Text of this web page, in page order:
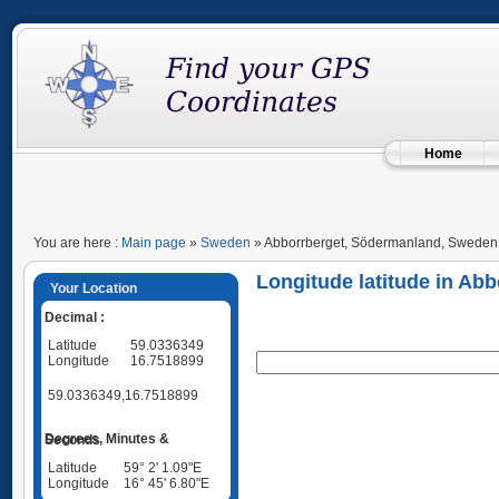
Home
You are here : Main page » Sweden » Abborrberget, Södermanland, Sweden
Your Location
Decimal :
Latitude
59.0336349
Longitude
16.7518899
59.0336349,16.7518899
Degrees, Minutes & Seconds
Latitude
59° 2' 1.09"E
Longitude
16° 45' 6.80"E
Longitude latitude in